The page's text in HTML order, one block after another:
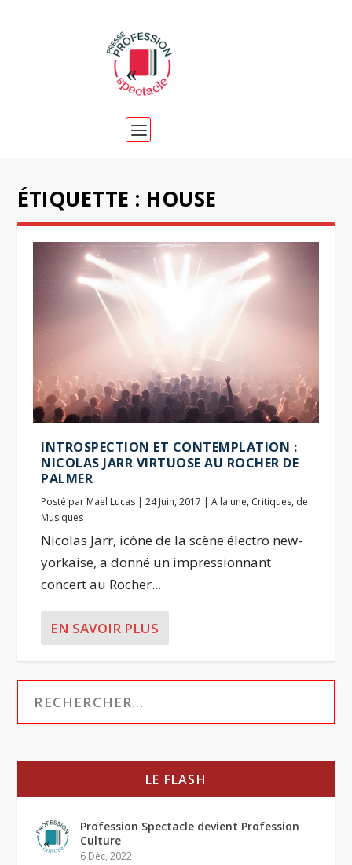
ÉTIQUETTE : HOUSE
INTROSPECTION ET CONTEMPLATION :
NICOLAS JARR VIRTUOSE AU ROCHER DE
PALMER
Posté par Mael Lucas |24 Juin, 2017 |A la une, Critiques, de
Musiques
Nicolas Jarr, icône de la scène électro new-
yorkaise, a donné un impressionnant
concert au Rocher...
EN SAVOIR PLUS
LE FLASH
Profession Spectacle devient Profession
Culture
6 Déc, 2022